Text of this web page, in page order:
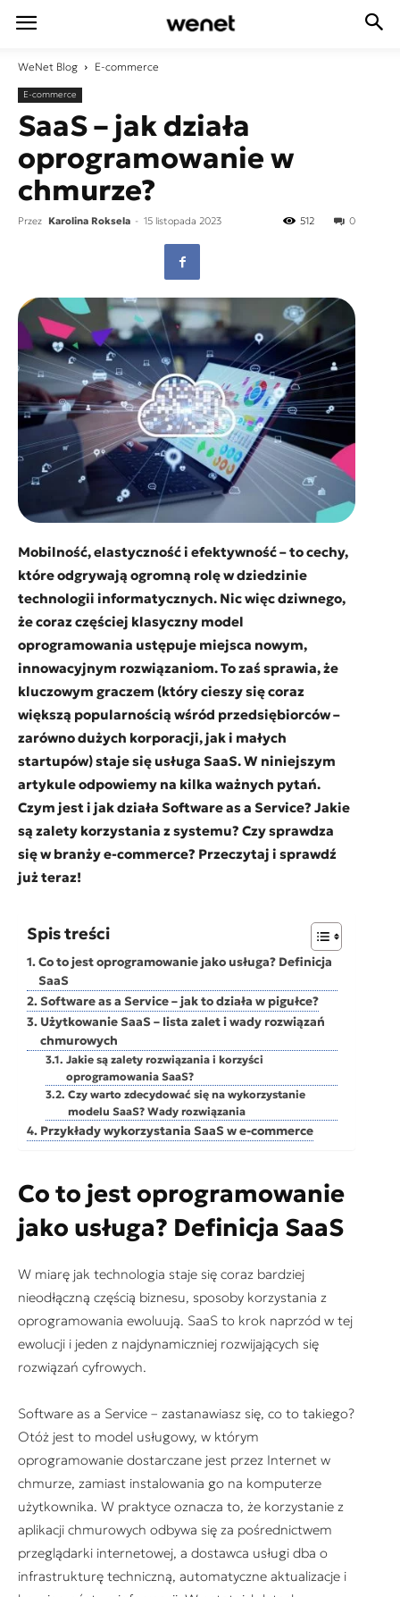
WeNet Blog E-commerce
E-commerce
SaaS – jak działa
oprogramowanie w
chmurze?
Przez Karolina Roksela - 15 listopada 2023 0
512
Mobilność, elastyczność i efektywność – to cechy,
które odgrywają ogromną rolę w dziedzinie
technologii informatycznych. Nic więc dziwnego,
że coraz częściej klasyczny model
oprogramowania ustępuje miejsca nowym,
innowacyjnym rozwiązaniom. To zaś sprawia, że
kluczowym graczem (który cieszy się coraz
większą popularnością wśród przedsiębiorców –
zarówno dużych korporacji, jak i małych
startupów) staje się usługa SaaS. W niniejszym
artykule odpowiemy na kilka ważnych pytań.
Czym jest i jak działa Software as a Service? Jakie
są zalety korzystania z systemu? Czy sprawdza
się w branży e-commerce? Przeczytaj i sprawdź
już teraz!
Spis treści
Co to jest oprogramowanie jako usługa? Definicja
SaaS
Software as a Service – jak to działa w pigułce?
Użytkowanie SaaS – lista zalet i wady rozwiązań
chmurowych
Jakie są zalety rozwiązania i korzyści
oprogramowania SaaS?
Czy warto zdecydować się na wykorzystanie
modelu SaaS? Wady rozwiązania
Przykłady wykorzystania SaaS w e-commerce
Co to jest oprogramowanie
jako usługa? Definicja SaaS
W miarę jak technologia staje się coraz bardziej
nieodłączną częścią biznesu, sposoby korzystania z
oprogramowania ewoluują. SaaS to krok naprzód w tej
ewolucji i jeden z najdynamiczniej rozwijających się
rozwiązań cyfrowych.
Software as a Service – zastanawiasz się, co to takiego?
Otóż jest to model usługowy, w którym
oprogramowanie dostarczane jest przez Internet w
chmurze, zamiast instalowania go na komputerze
użytkownika. W praktyce oznacza to, że korzystanie z
aplikacji chmurowych odbywa się za pośrednictwem
przeglądarki internetowej, a dostawca usługi dba o
infrastrukturę techniczną, automatyczne aktualizacje i